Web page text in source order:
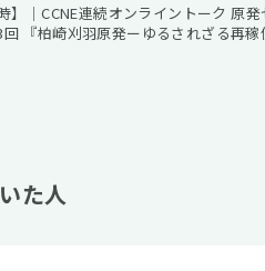
】｜CCNE連続オンライントーク 原
『柏崎刈羽原発ーゆるされざる再稼
た人